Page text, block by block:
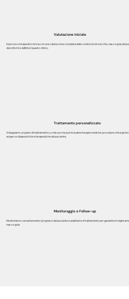
Valutazione iniziale
Il percorso terapeutico inizia con una valutazione completa delle condizioni di orecchio, naso e gola
dei sintomi e definire il quadro clinico.
Trattamento personalizzato
Sviluppiamo un piano di trattamento su misura che può includere terapie mediche, procedure
esigenze diagnostiche e terapeutiche del paziente.
Monitoraggio e Follow-up
Monitoriamo costantemente i progressi del paziente e adattiamo il trattamento per garantire il
naso e gola.